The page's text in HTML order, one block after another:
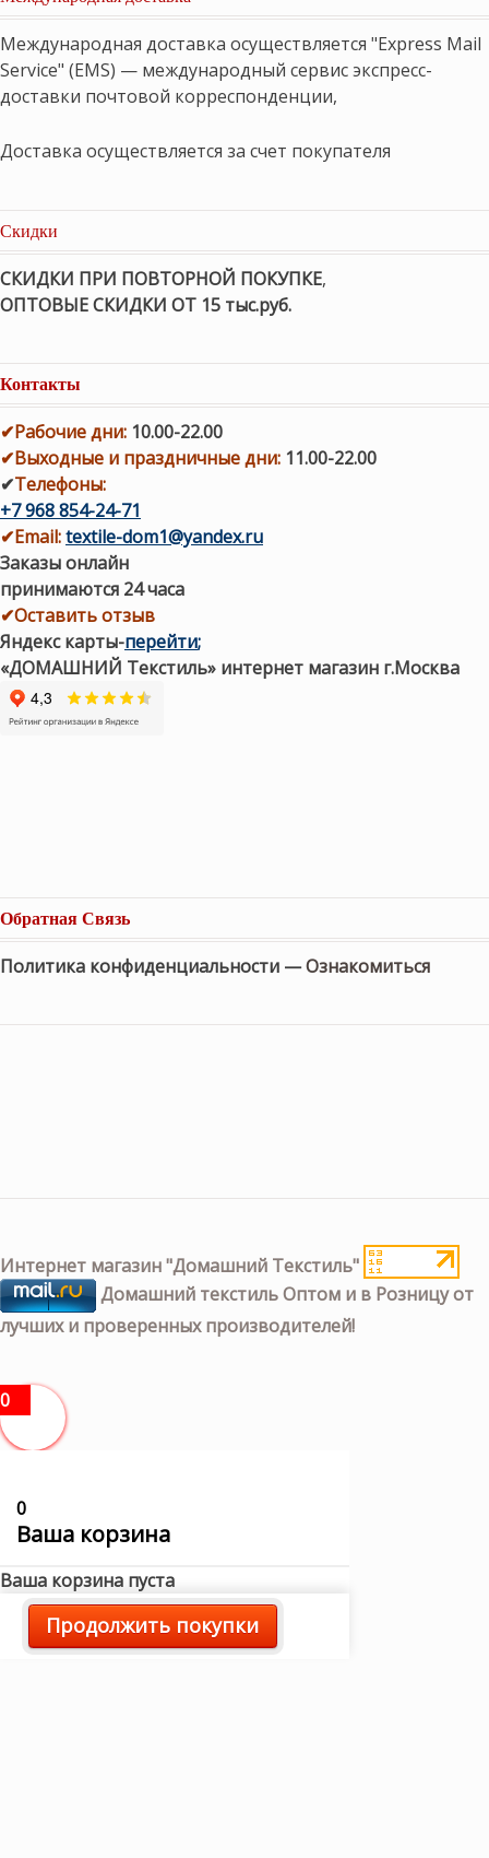
Международная доставка осуществляется "Express Mail
Service" (EMS) — международный сервис экспресс-
доставки почтовой корреспонденции,
Доставка осуществляется за счет покупателя
Скидки
СКИДКИ ПРИ ПОВТОРНОЙ ПОКУПКЕ,
ОПТОВЫЕ СКИДКИ ОТ 15 тыс.руб.
Контакты
✔Рабочие дни: 10.00-22.00
✔Выходные и праздничные дни: 11.00-22.00
✔Телефоны:
+7 968 854-24-71
✔Email:textile-dom1@yandex.ru
Заказы онлайн
принимаются 24 часа
✔Оставить отзыв
Яндекс карты-перейти;
«ДОМАШНИЙ Текстиль» интернет магазин г.Москва
Обратная Связь
Политика конфиденциальности —Ознакомиться
Интернет магазин "Домашний Текстиль"
Домашний текстиль Оптом и в Розницу от
лучших и проверенных производителей!
0
0
Ваша корзина
Ваша корзина пуста
Продолжить покупки